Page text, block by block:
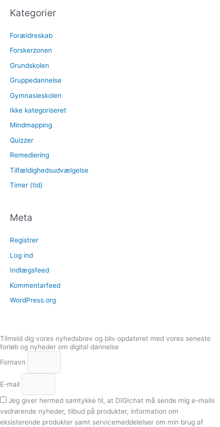
Kategorier
Forældreskab
Forskerzonen
Grundskolen
Gruppedannelse
Gymnasieskolen
Ikke kategoriseret
Mindmapping
Quizzer
Remediering
Tilfældighedsudvælgelse
Timer (tid)
Meta
Registrer
Log ind
Indlægsfeed
Kommentarfeed
WordPress.org
Tilmeld dig vores nyhedsbrev og bliv opdateret med vores seneste
forløb og nyheder om digital dannelse
Fornavn
E-mail
Jeg giver hermed samtykke til, at DIGIchat må sende mig e-mails
vedrørende nyheder, tilbud på produkter, information om
eksisterende produkter samt servicemeddelelser om min brug af